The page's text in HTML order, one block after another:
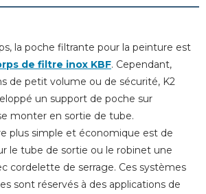
la poche filtrante pour la peinture est
de filtre inox KBF. Cependant,
de petit volume ou de sécurité, K2
un support de poche sur
monter en sortie de tube.
plus simple et économique est de
le tube de sortie ou le robinet une
cordelette de serrage. Ces systèmes
sont réservés à des applications de